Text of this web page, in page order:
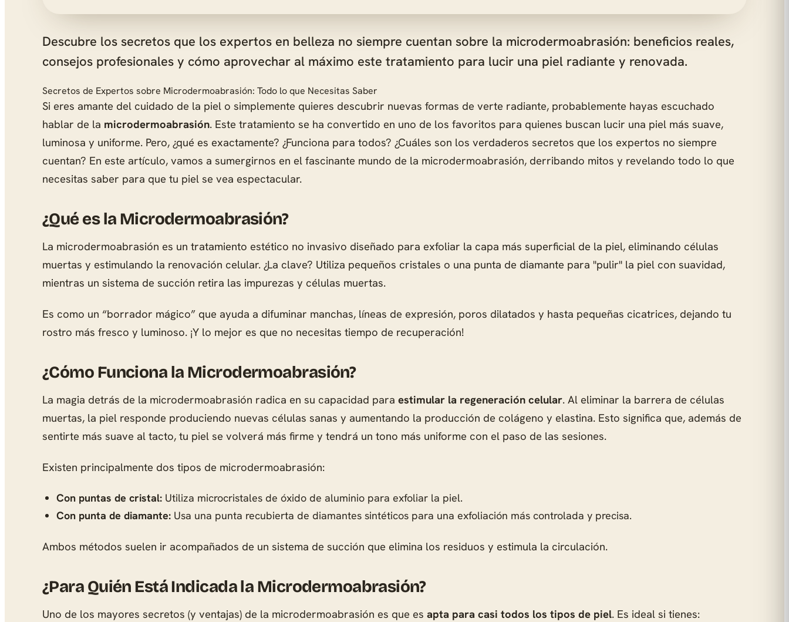
Descubre los secretos que los expertos en belleza no siempre cuentan sobre la microdermoabrasión: beneficios reales,
consejos profesionales y cómo aprovechar al máximo este tratamiento para lucir una piel radiante y renovada.
Secretos de Expertos sobre Microdermoabrasión: Todo lo que Necesitas Saber
Si eres amante del cuidado de la piel o simplemente quieres descubrir nuevas formas de verte radiante, probablemente hayas escuchado
hablar de la microdermoabrasión. Este tratamiento se ha convertido en uno de los favoritos para quienes buscan lucir una piel más suave,
luminosa y uniforme. Pero, ¿qué es exactamente? ¿Funciona para todos? ¿Cuáles son los verdaderos secretos que los expertos no siempre
cuentan? En este artículo, vamos a sumergirnos en el fascinante mundo de la microdermoabrasión, derribando mitos y revelando todo lo que
necesitas saber para que tu piel se vea espectacular.
¿Qué es la Microdermoabrasión?
La microdermoabrasión es un tratamiento estético no invasivo diseñado para exfoliar la capa más superficial de la piel, eliminando células
muertas y estimulando la renovación celular. ¿La clave? Utiliza pequeños cristales o una punta de diamante para "pulir" la piel con suavidad,
mientras un sistema de succión retira las impurezas y células muertas.
Es como un “borrador mágico” que ayuda a difuminar manchas, líneas de expresión, poros dilatados y hasta pequeñas cicatrices, dejando tu
rostro más fresco y luminoso. ¡Y lo mejor es que no necesitas tiempo de recuperación!
¿Cómo Funciona la Microdermoabrasión?
La magia detrás de la microdermoabrasión radica en su capacidad para estimular la regeneración celular. Al eliminar la barrera de células
muertas, la piel responde produciendo nuevas células sanas y aumentando la producción de colágeno y elastina. Esto significa que, además de
sentirte más suave al tacto, tu piel se volverá más firme y tendrá un tono más uniforme con el paso de las sesiones.
Existen principalmente dos tipos de microdermoabrasión:
Con puntas de cristal: Utiliza microcristales de óxido de aluminio para exfoliar la piel.
Con punta de diamante: Usa una punta recubierta de diamantes sintéticos para una exfoliación más controlada y precisa.
Ambos métodos suelen ir acompañados de un sistema de succión que elimina los residuos y estimula la circulación.
¿Para Quién Está Indicada la Microdermoabrasión?
Uno de los mayores secretos (y ventajas) de la microdermoabrasión es que es apta para casi todos los tipos de piel. Es ideal si tienes: